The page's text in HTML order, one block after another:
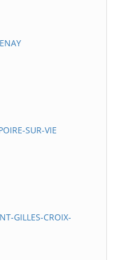
SUR-VIE
GILLES-CROIX-